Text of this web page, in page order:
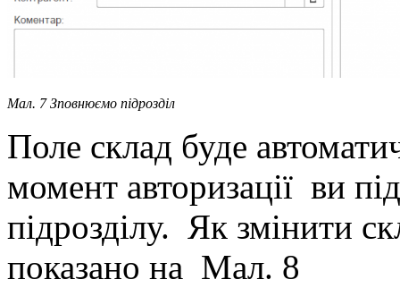
Мал. 7 Зповнюємо підрозділ
Поле склад буде
момент авторизації ви
підрозділу. Як змінити
показано на Мал. 8